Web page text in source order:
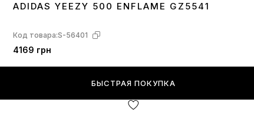
38 3940 42
ADIDAS YEEZY 500 ENFLAME GZ5541
Код товара:S-56401
4169 грн
БЫСТРАЯ ПОКУПКА